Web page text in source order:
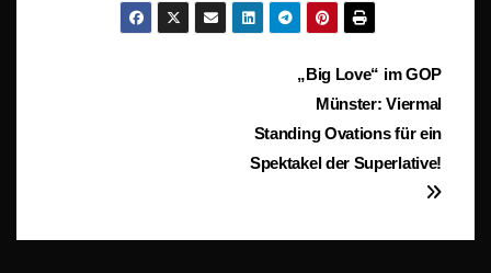
Beitragsnavigation„Big Love“ im GOP
Münster: Viermal
Standing Ovations für ein
Spektakel der Superlative!